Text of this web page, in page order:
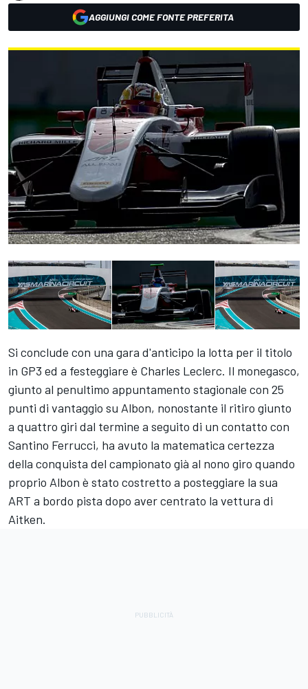
AGGIUNGI COME FONTE PREFERITA
Si conclude con una gara d'anticipo la lotta per il titolo
in GP3 ed a festeggiare è Charles Leclerc. Il monegasco,
giunto al penultimo appuntamento stagionale con 25
punti di vantaggio su Albon, nonostante il ritiro giunto
a quattro giri dal termine a seguito di un contatto con
Santino Ferrucci, ha avuto la matematica certezza
della conquista del campionato già al nono giro quando
proprio Albon è stato costretto a posteggiare la sua
ART a bordo pista dopo aver centrato la vettura di
Aitken.